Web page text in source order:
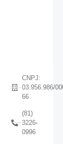
CNPJ:
03.956.986/
66
(81)
3226-
0996